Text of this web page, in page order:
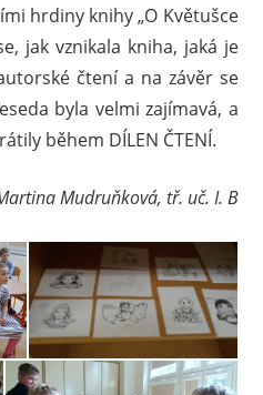
hrdiny knihy „O Květušce
jak vznikala kniha, jaká je
čtení a na závěr se
byla velmi zajímavá, a
během DÍLEN ČTENÍ.
Mudruňková, tř. uč. I. B